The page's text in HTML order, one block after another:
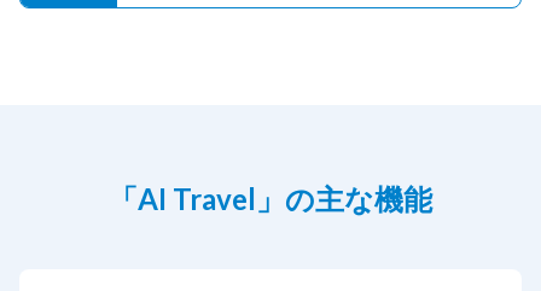
「AI Travel」の主な機能